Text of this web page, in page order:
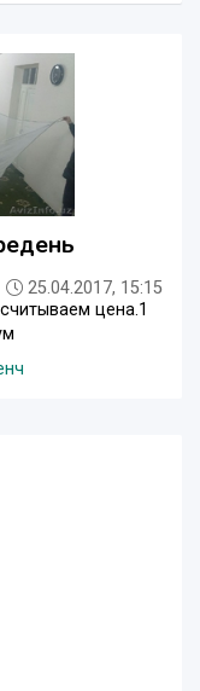
25.04.2017, 15:15
цена.1